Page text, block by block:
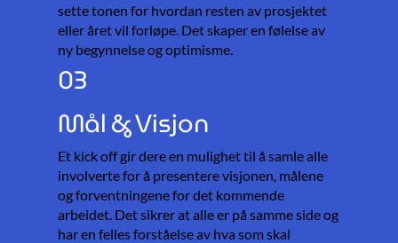
sette tonen for hvordan resten av prosjektet
eller året vil forløpe. Det skaper en følelse av
ny begynnelse og optimisme.
03
Mål & Visjon
Et kick off gir dere en mulighet til å samle alle
involverte for å presentere visjonen, målene
og forventningene for det kommende
arbeidet. Det sikrer at alle er på samme side og
har en felles forståelse av hva som skal